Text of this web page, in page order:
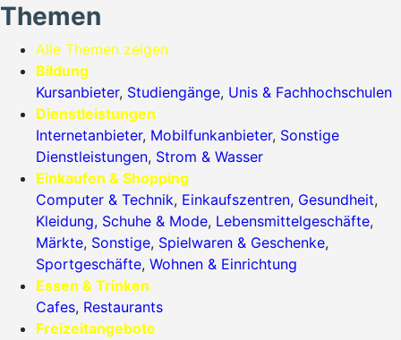
Themen
Alle Themen zeigen
Bildung
Kursanbieter, Studiengänge, Unis & Fachhochschulen
Dienstleistungen
Internetanbieter, Mobilfunkanbieter, Sonstige
Dienstleistungen, Strom & Wasser
Einkaufen & Shopping
Computer & Technik, Einkaufszentren, Gesundheit,
Kleidung, Schuhe & Mode, Lebensmittelgeschäfte,
Märkte, Sonstige, Spielwaren & Geschenke,
Sportgeschäfte, Wohnen & Einrichtung
Essen & Trinken
Cafes, Restaurants
Freizeitangebote